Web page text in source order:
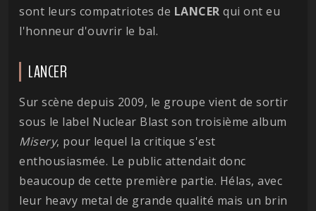
sont leurs compatriotes de LANCER qui ont eu
l'honneur d'ouvrir le bal.
LANCER
Sur scène depuis 2009, le groupe vient de sortir
sous le label Nuclear Blast son troisième album
Misery, pour lequel la critique s'est
enthousiasmée. Le public attendait donc
beaucoup de cette première partie. Hélas, avec
leur heavy metal de grande qualité mais un brin